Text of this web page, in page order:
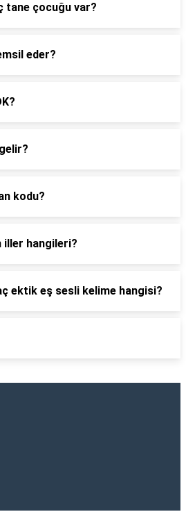
tane çocuğu var?
eder?
kodu?
iller hangileri?
ektik eş sesli kelime hangisi?